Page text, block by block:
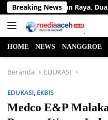
Langsung
ke
konten
Breaking News
di Jalan Raya, Dua
HOME NEWS NANGGROE
Beranda EDUKASI
EDUKASI, EKBIS
Medco E&P